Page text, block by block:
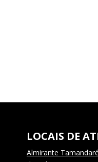
LOCAIS DE
Almirante Tamandaré